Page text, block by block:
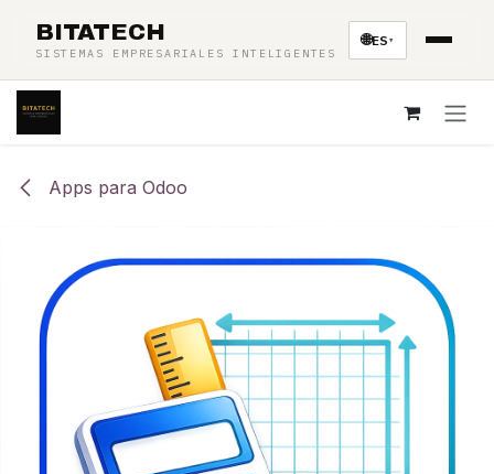
BITATECH
SISTEMAS EMPRESARIALES INTELIGENTES
🌐ES▾
Apps para Odoo